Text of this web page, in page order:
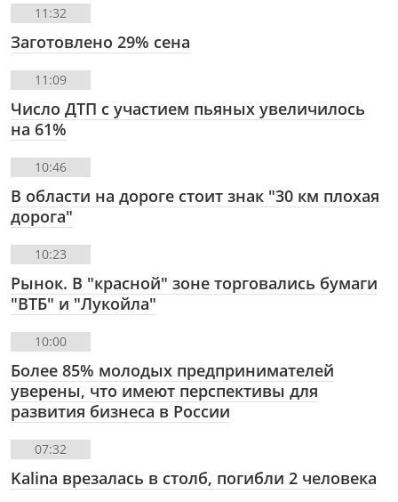
11:32
Заготовлено 29% сена
11:09
Число ДТП с участием пьяных увеличилось
на 61%
10:46
В области на дороге стоит знак "30 км плохая
дорога"
10:23
Рынок. В "красной" зоне торговались бумаги
"ВТБ" и "Лукойла"
10:00
Более 85% молодых предпринимателей
уверены, что имеют перспективы для
развития бизнеса в России
07:32
Kalina врезалась в столб, погибли 2 человека